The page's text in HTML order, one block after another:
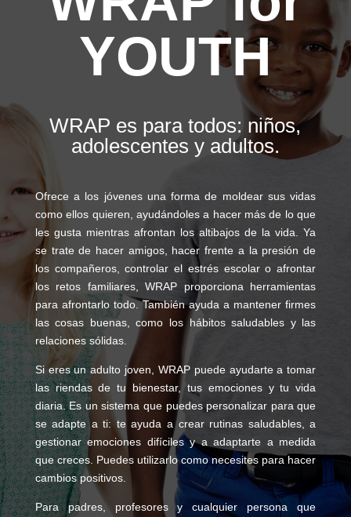
YOUTH
WRAP es para todos: niños,
adolescentes y adultos.
Ofrece a los jóvenes una forma de moldear sus vidas
como ellos quieren, ayudándoles a hacer más de lo que
les gusta mientras afrontan los altibajos de la vida. Ya
se trate de hacer amigos, hacer frente a la presión de
los compañeros, controlar el estrés escolar o afrontar
los retos familiares, WRAP proporciona herramientas
para afrontarlo todo. También ayuda a mantener firmes
las cosas buenas, como los hábitos saludables y las
relaciones sólidas.
Si eres un adulto joven, WRAP puede ayudarte a tomar
las riendas de tu bienestar, tus emociones y tu vida
diaria. Es un sistema que puedes personalizar para que
se adapte a ti: te ayuda a crear rutinas saludables, a
gestionar emociones difíciles y a adaptarte a medida
que creces. Puedes utilizarlo como necesites para hacer
cambios positivos.
Para padres, profesores y cualquier persona que